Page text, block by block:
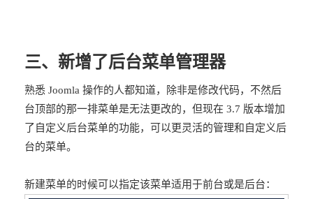
三、新增了后台菜单管理器
熟悉 Joomla 操作的人都知道，除非是修改代码，不然后
台顶部的那一排菜单是无法更改的，但现在 3.7 版本增加
了自定义后台菜单的功能，可以更灵活的管理和自定义后
台的菜单。
新建菜单的时候可以指定该菜单适用于前台或是后台：